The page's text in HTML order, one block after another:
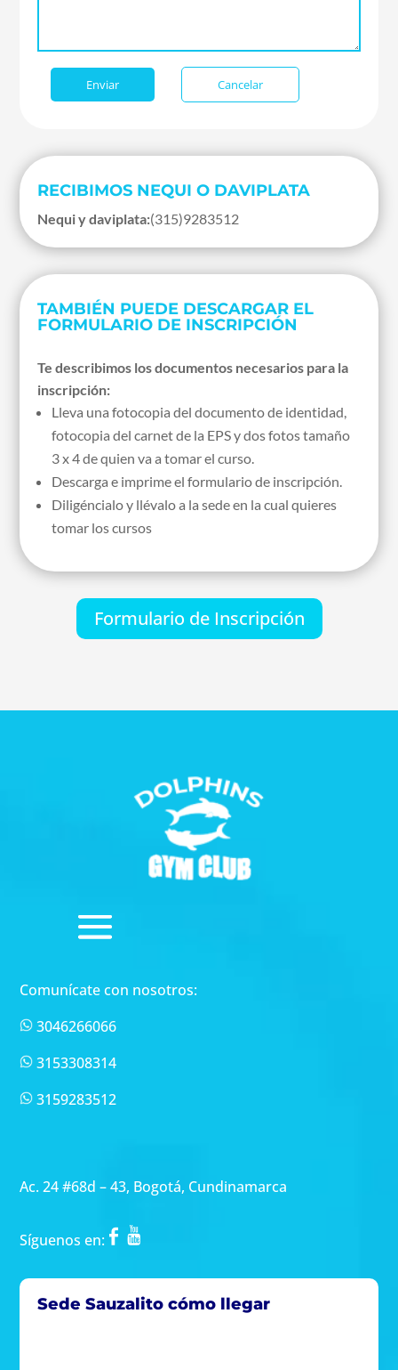
RECIBIMOS NEQUI O DAVIPLATA
Nequi y daviplata:(315)9283512
TAMBIÉN PUEDE DESCARGAR EL
FORMULARIO DE INSCRIPCIÓN
Te describimos los documentos necesarios para la
inscripción:
Lleva una fotocopia del documento de identidad,
fotocopia del carnet de la EPS y dos fotos tamaño
3 x 4 de quien va a tomar el curso.
Descarga e imprime el formulario de inscripción.
Diligéncialo y llévalo a la sede en la cual quieres
tomar los cursos
Formulario de Inscripción
Comunícate con nosotros:
3046266066
3153308314
3159283512
Ac. 24 #68d – 43, Bogotá, Cundinamarca
Síguenos en:
Sede Sauzalito cómo llegar